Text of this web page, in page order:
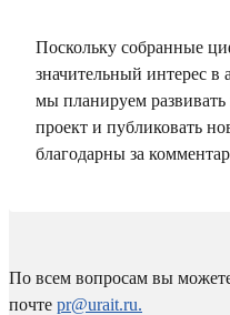
Поскольку собранные
значительный интерес в
мы планируем
проект и публиковать
благодарны за
По всем вопросам вы
почте pr@urait.ru.